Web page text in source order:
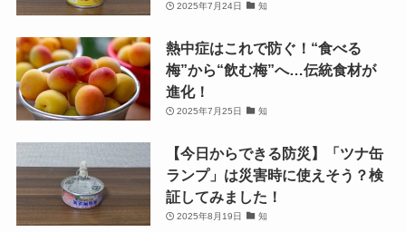
2025年7月24日 知
熱中症はこれで防ぐ！“食べる
梅”から“飲む梅”へ…伝統食材が
進化！
2025年7月25日 知
【今日からできる防災】「ツナ缶
ランプ」は災害時に使えそう？検
証してみました！
2025年8月19日 知